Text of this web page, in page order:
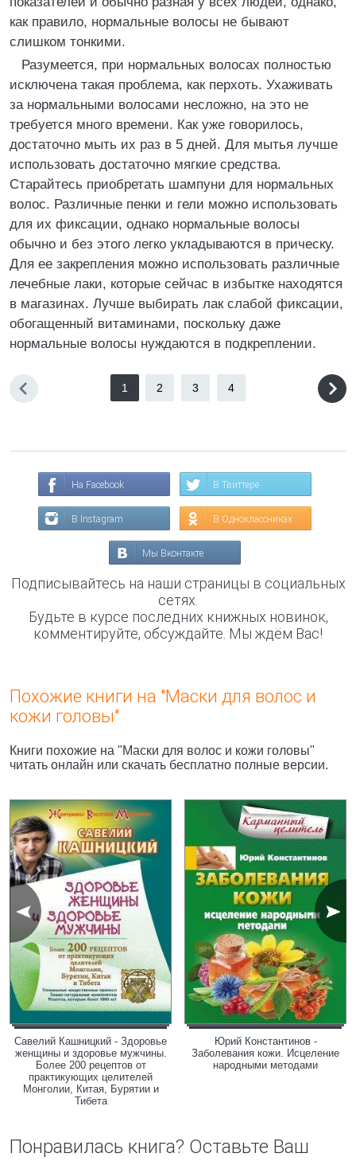
как правило, нормальные волосы не бывают
слишком тонкими.
Разумеется, при нормальных волосах полностью
исключена такая проблема, как перхоть. Ухаживать
за нормальными волосами несложно, на это не
требуется много времени. Как уже говорилось,
достаточно мыть их раз в 5 дней. Для мытья лучше
использовать достаточно мягкие средства.
Старайтесь приобретать шампуни для нормальных
волос. Различные пенки и гели можно использовать
для их фиксации, однако нормальные волосы
обычно и без этого легко укладываются в прическу.
Для ее закрепления можно использовать различные
лечебные лаки, которые сейчас в избытке находятся
в магазинах. Лучше выбирать лак слабой фиксации,
обогащенный витаминами, поскольку даже
нормальные волосы нуждаются в подкреплении.
1 2 3 4
На Facebook В Твиттере
В Instagram В Одноклассниках
Мы Вконтакте
Подписывайтесь на наши страницы в социальных
сетях.
Будьте в курсе последних книжных новинок,
комментируйте, обсуждайте. Мы ждём Вас!
Похожие книги на "Маски для волос и
кожи головы"
Книги похожие на "Маски для волос и кожи головы"
читать онлайн или скачать бесплатно полные версии.
Савелий Кашницкий - Здоровье
женщины и здоровье мужчины.
Более 200 рецептов от
практикующих целителей
Монголии, Китая, Бурятии и
Тибета
Юрий Константинов -
Заболевания кожи. Исцеление
народными методами
Понравилась книга? Оставьте Ваш